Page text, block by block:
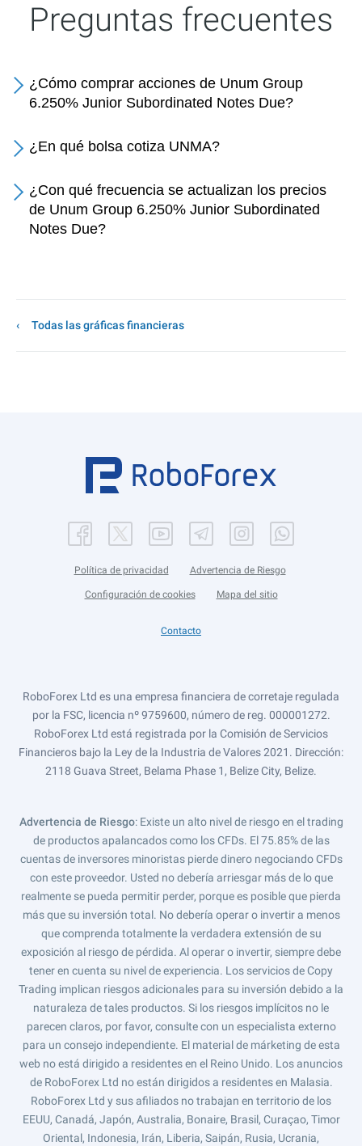
Preguntas frecuentes
¿Cómo comprar acciones de Unum Group
6.250% Junior Subordinated Notes Due?
¿En qué bolsa cotiza UNMA?
¿Con qué frecuencia se actualizan los precios
de Unum Group 6.250% Junior Subordinated
Notes Due?
Todas las gráficas financieras
Política de privacidad Advertencia de Riesgo
Configuración de cookies Mapa del sitio
Contacto
RoboForex Ltd es una empresa financiera de corretaje regulada
por la FSC, licencia nº 9759600, número de reg. 000001272.
RoboForex Ltd está registrada por la Comisión de Servicios
Financieros bajo la Ley de la Industria de Valores 2021. Dirección:
2118 Guava Street, Belama Phase 1, Belize City, Belize.
Advertencia de Riesgo: Existe un alto nivel de riesgo en el trading
de productos apalancados como los CFDs. El 75.85% de las
cuentas de inversores minoristas pierde dinero negociando CFDs
con este proveedor. Usted no debería arriesgar más de lo que
realmente se pueda permitir perder, porque es posible que pierda
más que su inversión total. No debería operar o invertir a menos
que comprenda totalmente la verdadera extensión de su
exposición al riesgo de pérdida. Al operar o invertir, siempre debe
tener en cuenta su nivel de experiencia. Los servicios de Copy
Trading implican riesgos adicionales para su inversión debido a la
naturaleza de tales productos. Si los riesgos implícitos no le
parecen claros, por favor, consulte con un especialista externo
para un consejo independiente. El material de márketing de esta
web no está dirigido a residentes en el Reino Unido. Los anuncios
de RoboForex Ltd no están dirigidos a residentes en Malasia.
RoboForex Ltd y sus afiliados no trabajan en territorio de los
EEUU, Canadá, Japón, Australia, Bonaire, Brasil, Curaçao, Timor
Oriental, Indonesia, Irán, Liberia, Saipán, Rusia, Ucrania,